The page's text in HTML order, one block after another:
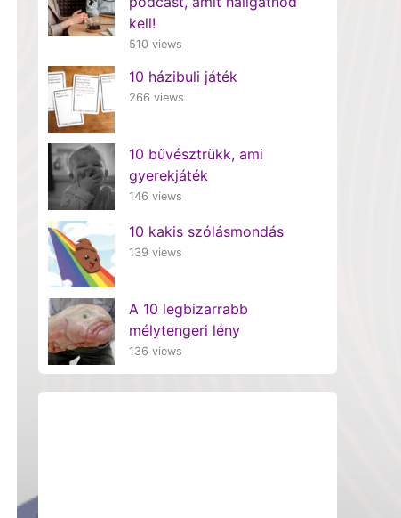
kell!
510 views
10 házibuli játék
266 views
10 bűvésztrükk, ami
gyerekjáték
146 views
10 kakis szólásmondás
139 views
A 10 legbizarrabb
mélytengeri lény
136 views